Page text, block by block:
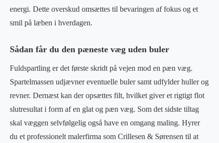
energi. Dette overskud omsættes til bevaringen af fokus og et
smil på læben i hverdagen.
Sådan får du den pæneste væg uden buler
Fuldspartling er det første skridt på vejen mod en pæn væg.
Spartelmassen udjævner eventuelle buler samt udfylder huller og
revner. Dernæst kan der opsættes filt, hvilket giver et rigtigt flot
slutresultat i form af en glat og pæn væg. Som det sidste tiltag
skal væggen selvfølgelig også have en omgang maling. Hyrer
du et professionelt malerfirma som Crillesen & Sørensen til at